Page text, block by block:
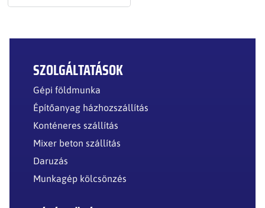
SZOLGÁLTATÁSOK
Gépi földmunka
Építőanyag házhozszállítás
Konténeres szállítás
Mixer beton szállítás
Daruzás
Munkagép kölcsönzés